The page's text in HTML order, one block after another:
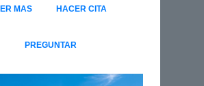
MAS HACER CITA
PREGUNTAR